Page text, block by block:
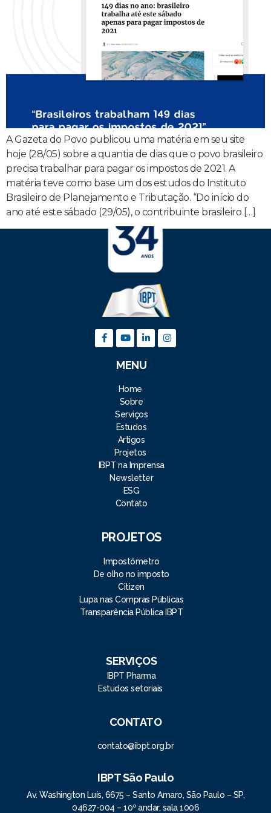
A Gazeta do Povo publicou uma matéria em seu site
hoje (28/05) sobre a quantia de dias que o povo brasileiro
precisa trabalhar para pagar os impostos de 2021. A
matéria teve como base um dos estudos do Instituto
Brasileiro de Planejamento e Tributação. “Do início do
ano até este sábado (29/05), o contribuinte brasileiro […]
MENU
Home
Sobre
Serviços
Estudos
Artigos
Projetos
IBPT na Imprensa
Newsletter
ESG
Contato
PROJETOS
Impostômetro
De olho no imposto
Citizen
Lupa nas Compras Públicas
Transparência Pública IBPT
SERVIÇOS
IBPT Pharma
Estudos setoriais
CONTATO
contato@ibpt.org.br
IBPT São Paulo
Av. Washington Luís, 6675 – Santo Amaro, São Paulo – SP,
04627-004 – 10º andar, sala 1006